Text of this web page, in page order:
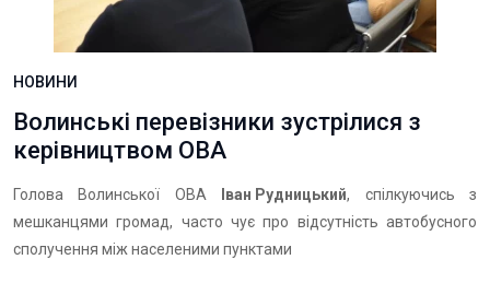
НОВИНИ
Волинські перевізники зустрілися з
керівництвом ОВА
Голова Волинської ОВА Іван Рудницький, спілкуючись з
мешканцями громад, часто чує про відсутність автобусного
сполучення між населеними пунктами